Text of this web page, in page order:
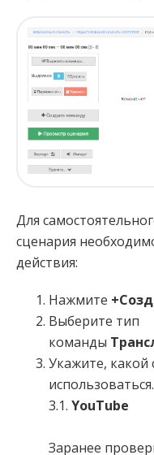
Для
сценария
действия:
Нажмите
Выберите тип
команды
Укажите, какой
использоваться.
3.1. YouTube
Заранее